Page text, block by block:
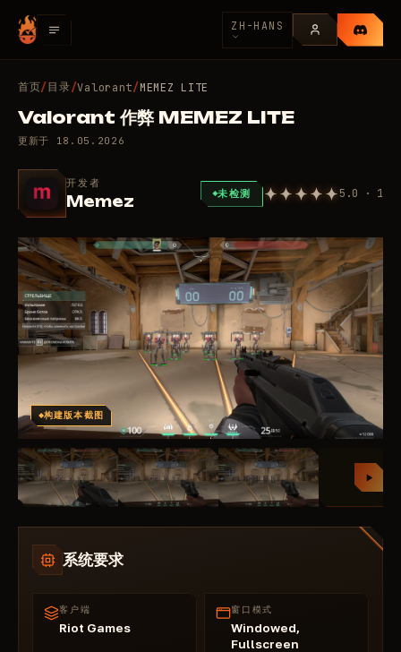
ZH-HANS
首页/目录/Valorant/MEMEZ LITE
Valorant 作弊 MEMEZ LITE
更新于 18.05.2026
开发者
Memez 未检测 5.0 · 1
构建版本截图
系统要求
客户端
Riot Games
窗口模式
Windowed,
Fullscreen